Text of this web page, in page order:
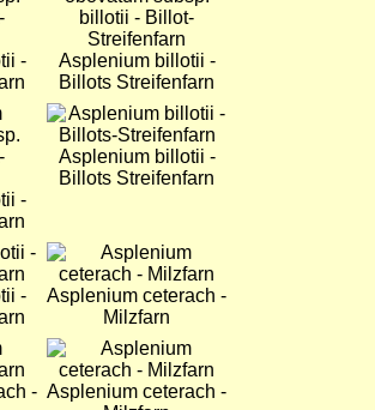
-
Asplenium billotii -
Billots Streifenfarn
-
Bild
Asplenium billotii -
Billots Streifenfarn
-
Bild
Asplenium ceterach -
Milzfarn
-
Bild
Asplenium ceterach -